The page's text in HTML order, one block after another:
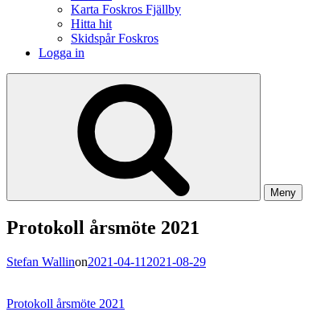
Karta Foskros Fjällby
Hitta hit
Skidspår Foskros
Logga in
Meny
Protokoll årsmöte 2021
Stefan Wallinon2021-04-11 2021-08-29
Protokoll årsmöte 2021